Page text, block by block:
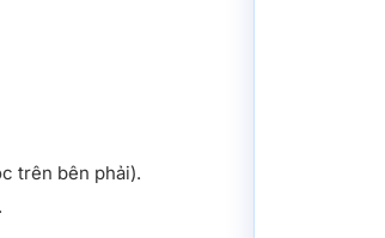
trên bên phải).
.